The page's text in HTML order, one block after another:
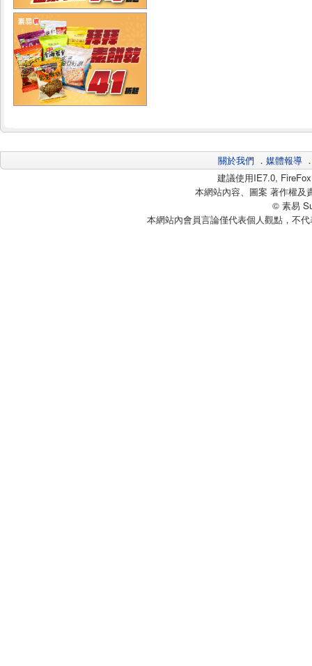
關於我們 ． 媒體報導
建議使用IE7.0,
本網站內容、圖案 著作權及
© 素易
本網站內會員言論僅代表個人觀點，不